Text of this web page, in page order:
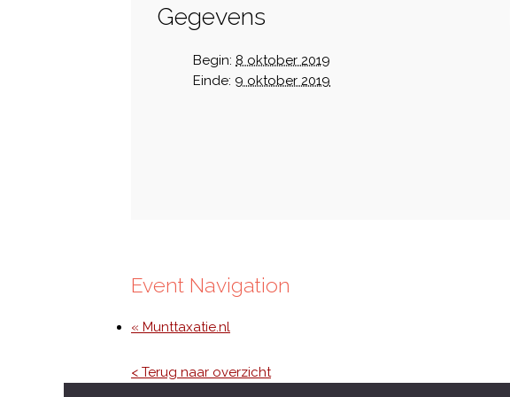
Gegevens
Begin: 8 oktober 2019
Einde: 9 oktober 2019
Event Navigation
« Munttaxatie.nl
< Terug naar overzicht